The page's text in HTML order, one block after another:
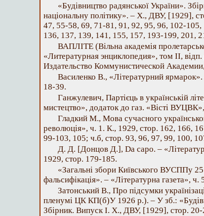
«Будівництво радянської України».
національну політику». – X., ДВУ, [1929],
47, 55-58, 69, 71-81, 91, 92, 95, 96, 102-
136, 137, 139, 141, 155, 157, 193-199, 201,
ВАПЛІТЕ (Вільна академія
«Литературная энциклопедия», том II,
Издательство Коммунистической
Василенко В., «Літературний
18-39.
Ганжулевич, Партієць в українській
мистецтво», додаток до газ. «Вісті
Гладкий М., Мова сучасного
революція», ч. 1. К., 1929, стор. 162, 166,
99-103, 105; ч.б, стор. 93, 96, 97, 99, 100,
Д. Д. [Донцов Д.], Da capo. –
1929, стор. 179-185.
«Загальні збори Київського ВУСППу
фальсифікація». – «Літературна газета»,
Затонський В., Про підсумки
пленумі ЦК КП(б)У 1926 p.). – У зб.:
Збірник. Випуск І. X., ДВУ, [1929], стор. 20-